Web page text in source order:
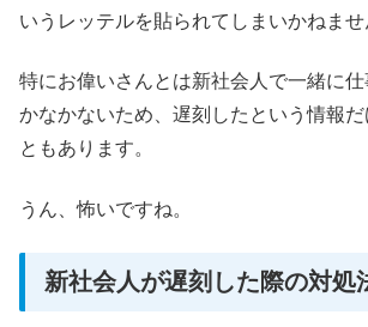
いうレッテルを貼られてしまいかねませ
特にお偉いさんとは新社会人で一緒に
かなかないため、遅刻したという情報
ともあります。
うん、怖いですね。
新社会人が遅刻した際の対処